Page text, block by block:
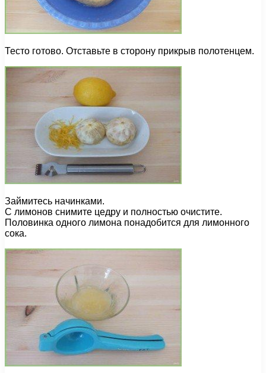
Тесто готово. Отставьте в сторону прикрыв полотенцем.
Займитесь начинками.
С лимонов снимите цедру и полностью очистите.
Половинка одного лимона понадобится для лимонного
сока.